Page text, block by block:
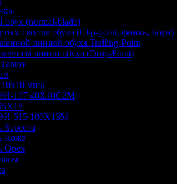
обух (normal-blade)
скосом обуха (Clip-point, финка, Боуи)
линией обуха Trailing-Point
линии обуха (Drop-Point)
мшд
107 40Х10С2М
515 100Х13М
Береста
Кожа
Орех